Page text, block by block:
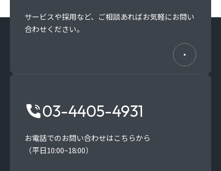
サービスや採用など、 ご相談あればお気軽にお問い
合わせください。
03-4405-4931
お電話でのお問い合わせはこちらから
（平日10:00~18:00）